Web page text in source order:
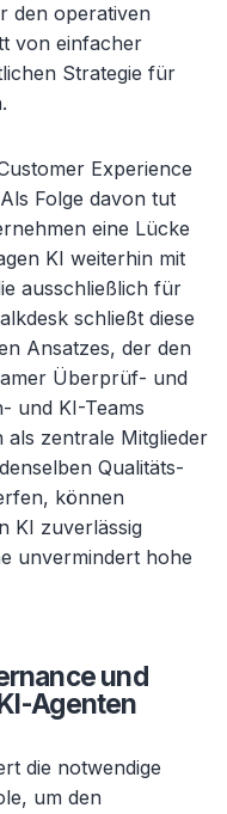
den operativen
von einfacher
Strategie für
Experience
Folge davon tut
eine Lücke
KI weiterhin mit
ausschließlich für
schließt diese
Ansatzes, der den
Überprüf- und
und KI-Teams
als zentrale Mitglieder
Qualitäts-
können
KI zuverlässig
unvermindert hohe
und
Agenten
die notwendige
um den